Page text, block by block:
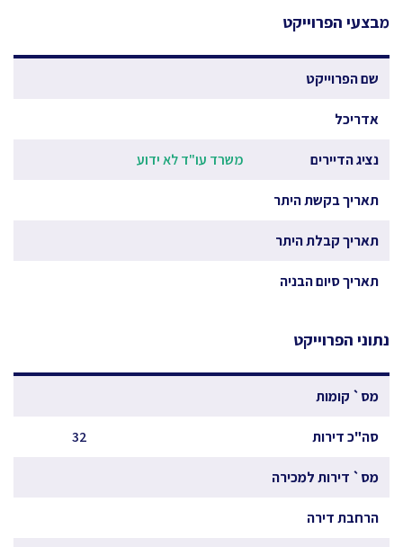
מבצעי הפרוייקט
שם הפרוייקט
אדריכל
נציג הדיירים משרד עו"ד לא ידוע
תאריך בקשת היתר
תאריך קבלת היתר
תאריך סיום הבניה
נתוני הפרוייקט
מס` קומות
סה"כ דירות 32
מס` דירות למכירה
הרחבת דירה